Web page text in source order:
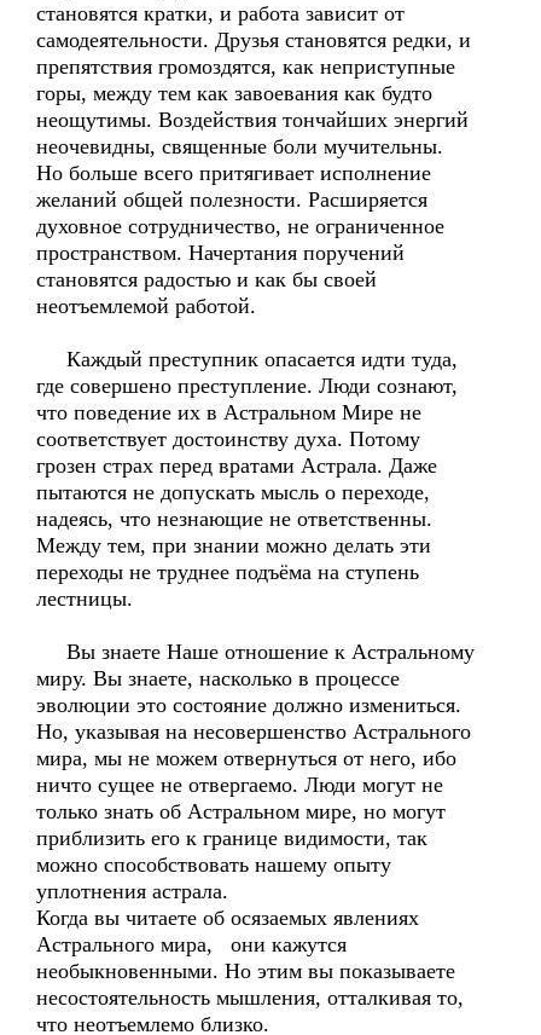
становятся кратки, и работа зависит от
самодеятельности. Друзья становятся редки, и
препятствия громоздятся, как неприступные
горы, между тем как завоевания как будто
неощутимы. Воздействия тончайших энергий
неочевидны, священные боли мучительны.
Но больше всего притягивает исполнение
желаний общей полезности. Расширяется
духовное сотрудничество, не ограниченное
пространством. Начертания поручений
становятся радостью и как бы своей
неотъемлемой работой.
Каждый преступник опасается идти туда,
где совершено преступление. Люди сознают,
что поведение их в Астральном Мире не
соответствует достоинству духа. Потому
грозен страх перед вратами Астрала. Даже
пытаются не допускать мысль о переходе,
надеясь, что незнающие не ответственны.
Между тем, при знании можно делать эти
переходы не труднее подъёма на ступень
лестницы.
Вы знаете Наше отношение к Астральному
миру. Вы знаете, насколько в процессе
эволюции это состояние должно измениться.
Но, указывая на несовершенство Астрального
мира, мы не можем отвернуться от него, ибо
ничто сущее не отвергаемо. Люди могут не
только знать об Астральном мире, но могут
приблизить его к границе видимости, так
можно способствовать нашему опыту
уплотнения астрала.
Когда вы читаете об осязаемых явлениях
Астрального мира, они кажутся
необыкновенными. Но этим вы показываете
несостоятельность мышления, отталкивая то,
что неотъемлемо близко.